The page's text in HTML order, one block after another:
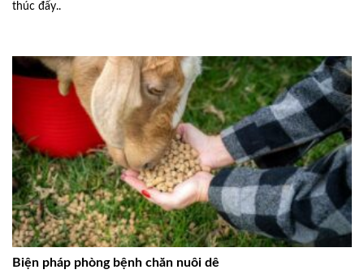
thúc đẩy..
Biện pháp phòng bệnh chăn nuôi dê